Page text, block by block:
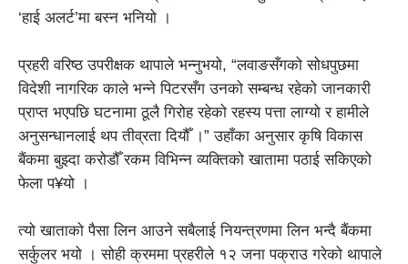
‘हाई अलर्ट’मा बस्न भनियो ।
प्रहरी वरिष्ठ उपरीक्षक थापाले भन्नुभयो, “लवाङसँगको सोधपुछमा
विदेशी नागरिक काले भन्ने पिटरसँग उनको सम्बन्ध रहेको जानकारी
प्राप्त भएपछि घटनामा ठूलै गिरोह रहेको रहस्य पत्ता लाग्यो र हामीले
अनुसन्धानलाई थप तीव्रता दियौँ ।” उहाँका अनुसार कृषि विकास
बैंकमा बुझ्दा करोडौँ रकम विभिन्न व्यक्तिको खातामा पठाई सकिएको
फेला प¥यो ।
त्यो खाताको पैसा लिन आउने सबैलाई नियन्त्रणमा लिन भन्दै बैंकमा
सर्कुलर भयो । सोही क्रममा प्रहरीले १२ जना पक्राउ गरेको थापाले